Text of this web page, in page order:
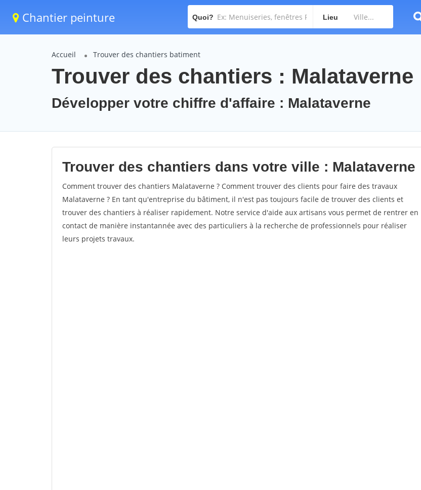
Chantier peinture Quoi? Lieu
Accueil Trouver des chantiers batiment
Trouver des chantiers : Malataverne
Développer votre chiffre d'affaire : Malataverne
Trouver des chantiers dans votre ville : Malataverne
Comment trouver des chantiers Malataverne ? Comment trouver des clients pour faire des travaux
Malataverne ? En tant qu'entreprise du bâtiment, il n'est pas toujours facile de trouver des clients et
trouver des chantiers à réaliser rapidement. Notre service d'aide aux artisans vous permet de rentrer en
contact de manière instantannée avec des particuliers à la recherche de professionnels pour réaliser
leurs projets travaux.